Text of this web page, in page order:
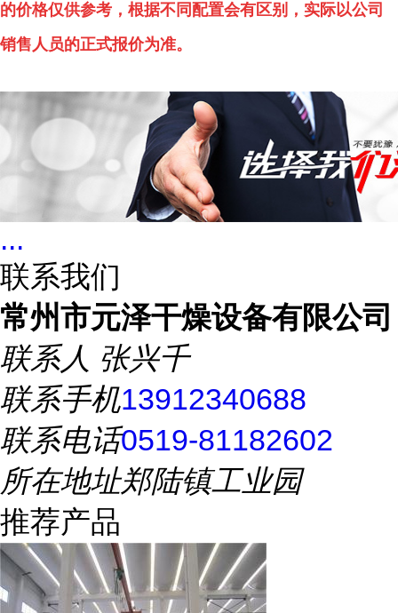
的价格仅供参考，根据不同配置会有区别，实际以公司
销售人员的正式报价为准。
...
联系我们
常州市元泽干燥设备有限公司
联系人 张兴千
联系手机13912340688
联系电话0519-81182602
所在地址郑陆镇工业园
推荐产品